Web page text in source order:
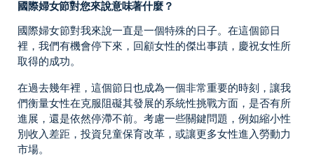
國際婦女節對您來說意味著什麼？
國際婦女節對我來說一直是一個特殊的日子。在這個節日
裡，我們有機會停下來，回顧女性的傑出事蹟，慶祝女性所
取得的成功。
在過去幾年裡，這個節日也成為一個非常重要的時刻，讓我
們衡量女性在克服阻礙其發展的系統性挑戰方面，是否有所
進展，還是依然停滯不前。考慮一些關鍵問題，例如縮小性
別收入差距，投資兒童保育改革，或讓更多女性進入勞動力
市場。